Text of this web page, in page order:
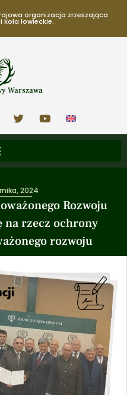
organizacja zrzeszająca
łowieckie.
Warszawa
Rozwoju
na rzecz ochrony
rozwoju
2024